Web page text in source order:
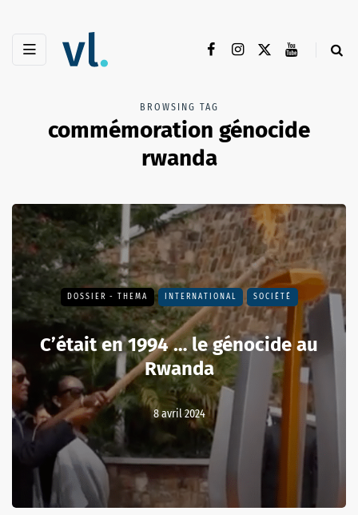
BROWSING TAG
commémoration génocide
rwanda
DOSSIER - THEMA INTERNATIONAL SOCIÉTÉ
C’était en 1994 … le génocide au
Rwanda
8 avril 2024